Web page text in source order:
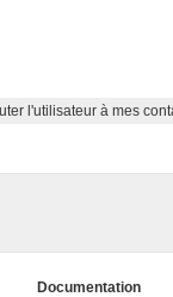
l'utilisateur à mes
Documentation